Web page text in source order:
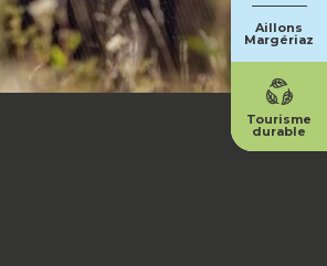
Aillons
Margériaz
Tourisme
durable